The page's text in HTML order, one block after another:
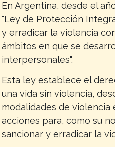
En Argentina, desde el
"Ley de Protección
y erradicar la violencia
ámbitos en que se
interpersonales".
Esta ley establece el
una vida sin violencia,
modalidades de
acciones para, como su
sancionar y erradicar la